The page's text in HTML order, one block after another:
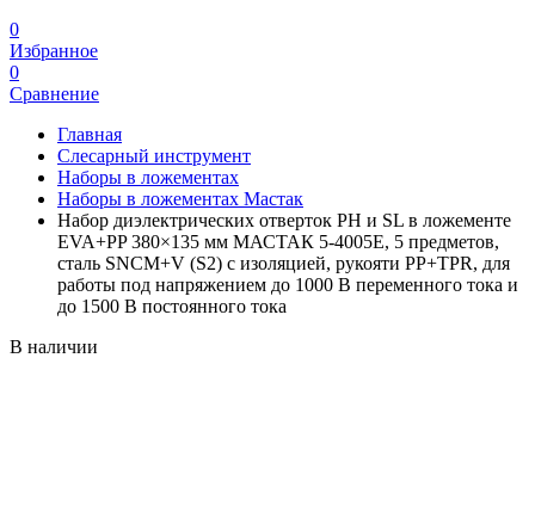
0
Избранное
0
Сравнение
Главная
Слесарный инструмент
Наборы в ложементах
Наборы в ложементах Мастак
Набор диэлектрических отверток PH и SL в ложементе
EVA+PP 380×135 мм МАСТАК 5-4005E, 5 предметов,
сталь SNCM+V (S2) с изоляцией, рукояти PP+TPR, для
работы под напряжением до 1000 В переменного тока и
до 1500 В постоянного тока
В наличии